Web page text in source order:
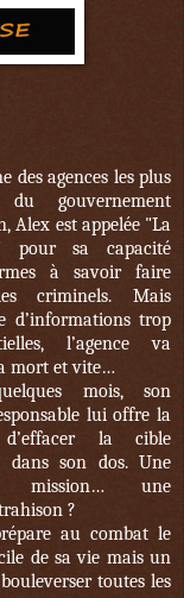
des agences les plus
du gouvernement
Alex est appelée "La
pour sa capacité
à savoir faire
criminels. Mais
d’informations trop
l’agence va
mort et vite…
mois, son
lui offre la
d’effacer la cible
dans son dos. Une
mission… une
?
au combat le
de sa vie mais un
toutes les